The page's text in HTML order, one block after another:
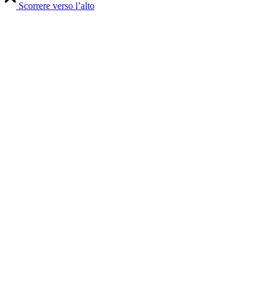
Scorrere verso l’alto